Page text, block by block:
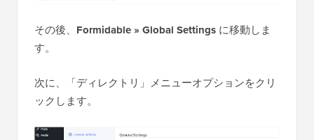
その後、 Formidable » Global Settings に移動しま
す。
次に、「ディレクトリ」メニューオプションをクリ
ックします。